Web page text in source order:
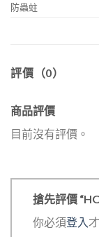
防蟲蛀
評價（0）
商品評價
目前沒有評價。
搶先評價
你必須登入